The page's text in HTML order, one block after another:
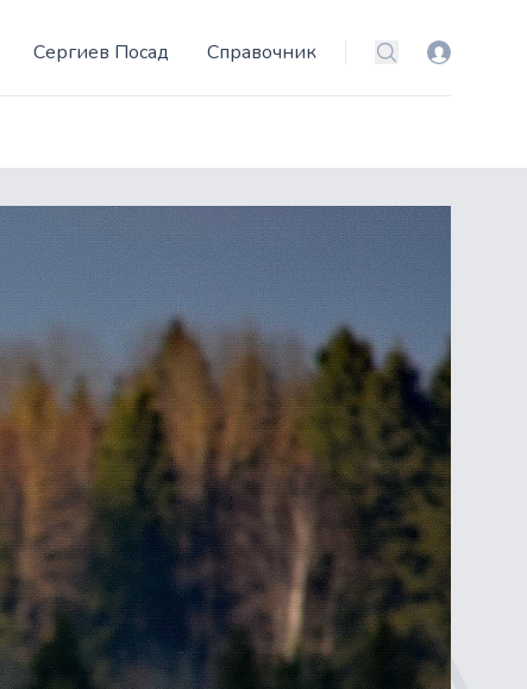
Сергиев Посад Справочник Поиск Вход